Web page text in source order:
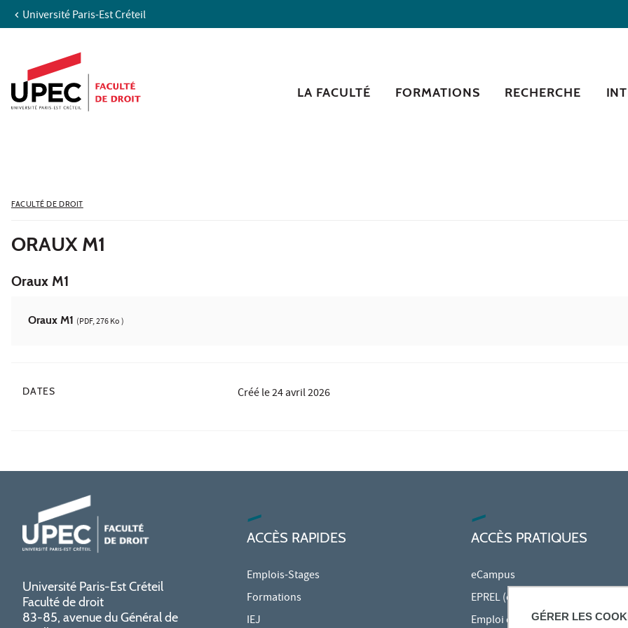
GÉRER LES
Aller au contenu
Accès directs
Recherche
Université Paris-Est Créteil
LA FACULTÉ FORMATIONS RECHERCHE
FACULTÉ DE DROIT
ORAUX M1
Oraux M1
Oraux M1 (PDF, 276 Ko )
DATES Créé le24 avril 2026
Université Paris-Est Créteil
Faculté de droit
83-85, avenue du Général de
ACCÈS RAPIDES
Emplois-Stages
Formations
IEJ
ACCÈS PRATIQUES
eCampus
EPREL (cours en ligne)
Emploi du temps en ligne (ADE)